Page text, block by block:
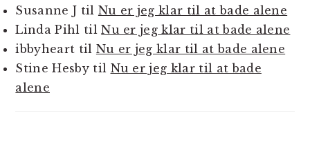
Susanne J til Nu er jeg klar til at bade alene
Linda Pihl tilNu er jeg klar til at bade alene
ibbyheart til Nu er jeg klar til at bade alene
Stine Hesbytil Nu er jeg klar til at bade
alene